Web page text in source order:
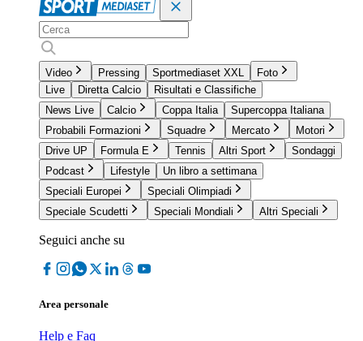
Video Pressing Sportmediaset XXL
Foto
Live
Diretta Calcio
Risultati e Classifiche
News Live
Calcio Coppa Italia
Supercoppa Italiana
Probabili Formazioni
Squadre Mercato
Motori
Drive UP
Formula E Tennis Altri Sport
Sondaggi
Podcast
Lifestyle
Un libro a settimana
Speciali Europei
Speciali Olimpiadi
Speciale Scudetti
Speciali Mondiali Altri Speciali
Seguici anche su
Area personale
Help e Faq